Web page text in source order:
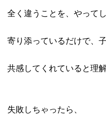
全く違うことを、やって
寄り添っているだけで、
共感してくれていると理解
失敗しちゃったら、